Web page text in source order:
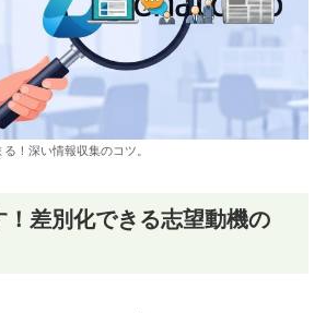
！深い情報収集のコツ。
！差別化できる志望動機の